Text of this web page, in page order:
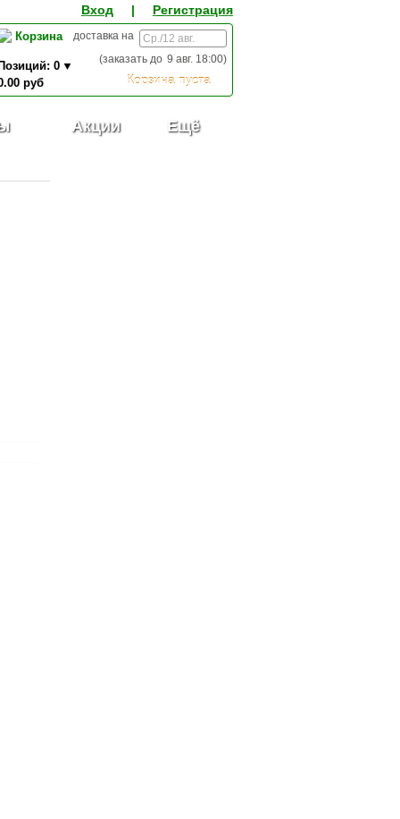
Вход | Регистрация
Корзина
Корзина пуста
доставка на
)
9 авг. 18:00
(заказать до
Позиций: 0
руб
0,00
Акции Ещё